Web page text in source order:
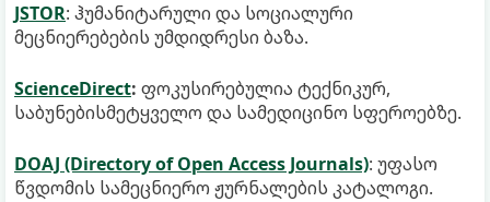
JSTOR: ჰუმანიტარული და სოციალური
მეცნიერებების უმდიდრესი ბაზა.
ScienceDirect: ფოკუსირებულია ტექნიკურ,
საბუნებისმეტყველო და სამედიცინო სფეროებზე.
DOAJ (Directory of Open Access Journals): უფასო
წვდომის სამეცნიერო ჟურნალების კატალოგი.